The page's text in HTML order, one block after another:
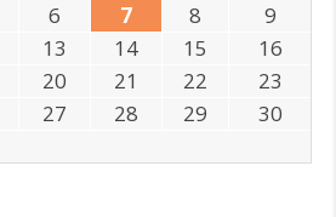
6 7 8
9
13 14 15
16
20 21 22
23
27 28 29
30